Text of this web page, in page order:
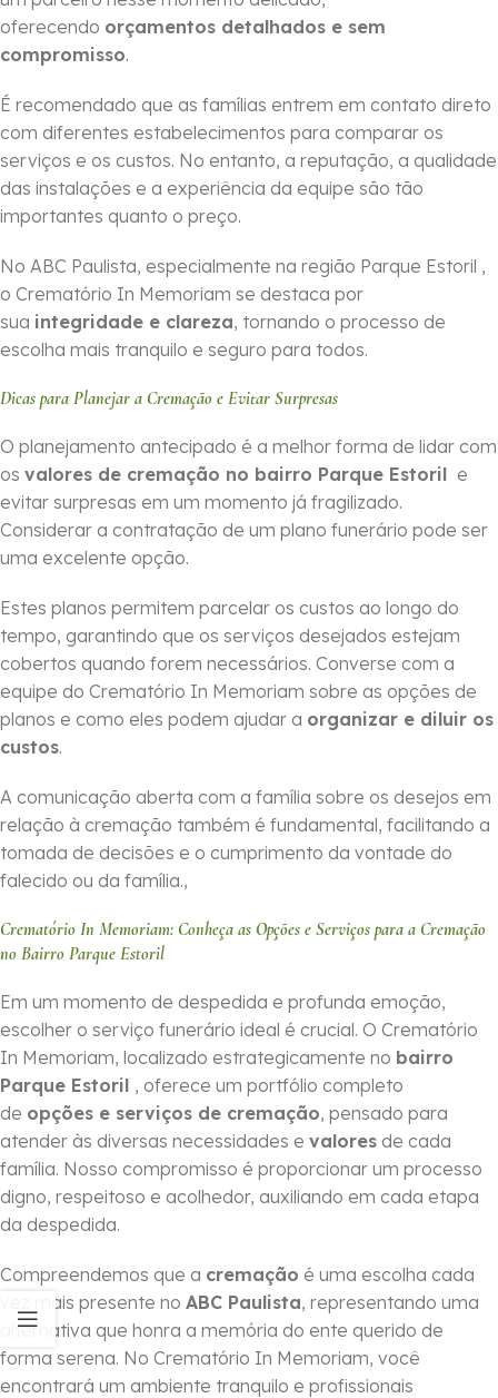
oferecendo orçamentos detalhados e sem
compromisso.
É recomendado que as famílias entrem em contato direto
com diferentes estabelecimentos para comparar os
serviços e os custos. No entanto, a reputação, a qualidade
das instalações e a experiência da equipe são tão
importantes quanto o preço.
No ABC Paulista, especialmente na região Parque Estoril ,
o Crematório In Memoriam se destaca por
sua integridade e clareza, tornando o processo de
escolha mais tranquilo e seguro para todos.
Dicas para Planejar a Cremação e Evitar Surpresas
O planejamento antecipado é a melhor forma de lidar com
os valores de cremação no bairro Parque Estoril e
evitar surpresas em um momento já fragilizado.
Considerar a contratação de um plano funerário pode ser
uma excelente opção.
Estes planos permitem parcelar os custos ao longo do
tempo, garantindo que os serviços desejados estejam
cobertos quando forem necessários. Converse com a
equipe do Crematório In Memoriam sobre as opções de
planos e como eles podem ajudar a organizar e diluir os
custos.
A comunicação aberta com a família sobre os desejos em
relação à cremação também é fundamental, facilitando a
tomada de decisões e o cumprimento da vontade do
falecido ou da família.,
Crematório In Memoriam: Conheça as Opções e Serviços para a Cremação
no Bairro Parque Estoril
Em um momento de despedida e profunda emoção,
escolher o serviço funerário ideal é crucial. O Crematório
In Memoriam, localizado estrategicamente no bairro
Parque Estoril , oferece um portfólio completo
de opções e serviços de cremação, pensado para
atender às diversas necessidades e valores de cada
família. Nosso compromisso é proporcionar um processo
digno, respeitoso e acolhedor, auxiliando em cada etapa
da despedida.
Compreendemos que a cremação é uma escolha cada
vez mais presente no ABC Paulista, representando uma
alternativa que honra a memória do ente querido de
forma serena. No Crematório In Memoriam, você
encontrará um ambiente tranquilo e profissionais